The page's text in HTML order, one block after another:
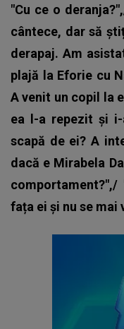
"Cu ce o
cântece, dar să
derapaj. Am
plajă la Eforie cu
A venit un copil la
ea l-a repezit și
scapă de ei? A
dacă e Mirabela
comportament?",/
fața ei și nu se mai